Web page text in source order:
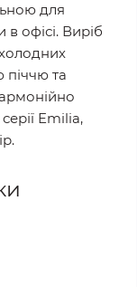
для
офісі. Виріб
піччю та
Emilia,